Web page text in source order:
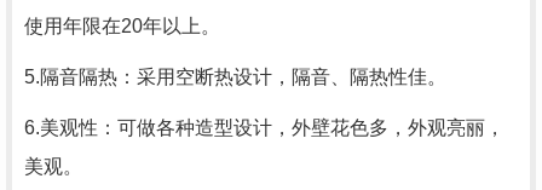
使用年限在20年以上。
5.隔音隔热：采用空断热设计，隔音、隔热性佳。
6.美观性：可做各种造型设计，外壁花色多，外观亮丽，
美观。